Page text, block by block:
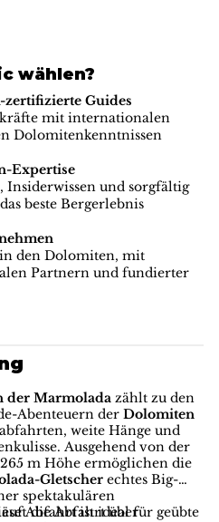
wählen?
Guides
mit internationalen
Dolomitenkenntnissen
Expertise
Insiderwissen und sorgfältig
beste Bergerlebnis
den Dolomiten, mit
Partnern und fundierter
der Marmolada zählt zu den
Abenteuern derDolomiten
weite Hänge und
Ausgehend von der
m Höhe ermöglichen die
Gletscher echtes Big-
spektakulären
Abfahrt ist ideal für geübte
die Abfahrt über